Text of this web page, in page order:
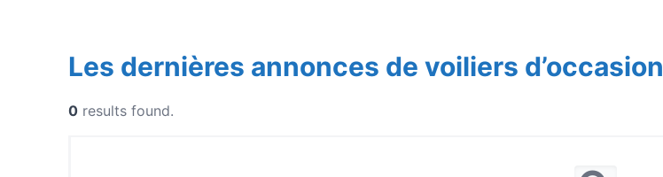
Les dernières annonces de voiliers d’occasion
0 results found.